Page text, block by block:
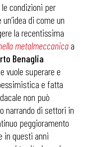
le condizioni per
di come un
la recentissima
metalmeccanica a
Benaglia
vuole superare e
e fatta
non può
narrando di settori in
peggioramento
in questi anni